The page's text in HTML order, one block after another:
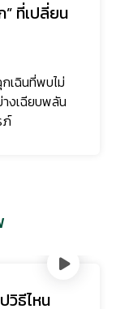
ที่เปลี่ยน
เฉินที่พบไม่
งเฉียบพลัน
ภ์
วิธีไหน